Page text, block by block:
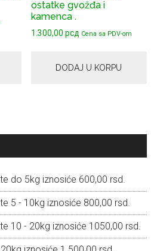
ostatke gvožđa i
kamenca .
1.300,00рсд Cena sa PDV-om
DODAJ U KORPU
do 5kg iznosiće 600,00 rsd.
5 - 10kg iznosiće 800,00 rsd.
10 - 20kg iznosiće 1050,00 rsd.